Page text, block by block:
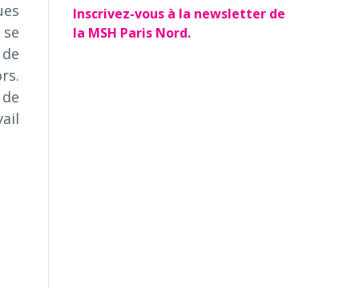
Inscrivez-vous à la newsletter de
la MSH Paris Nord.